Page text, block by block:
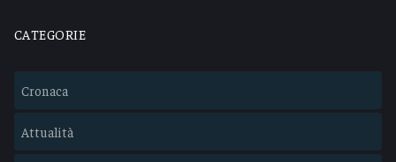
CATEGORIE
Cronaca
Attualità